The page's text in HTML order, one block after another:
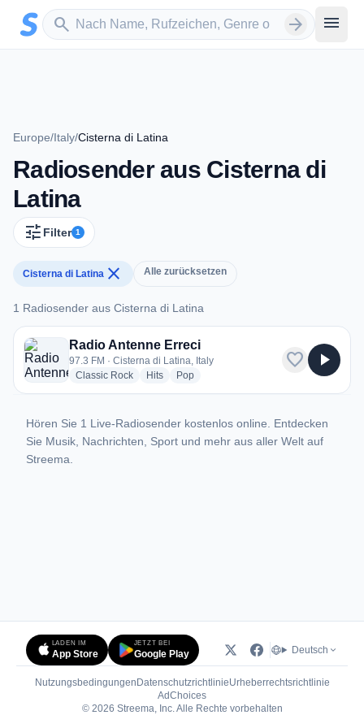
Zum Hauptinhalt springen
search
Sender suchen arrow_forward menu
Europe/Italy/Cisterna di Latina
Radiosender aus Cisterna di
Latina
tune Filter 1
Cisterna di Latina close Alle zurücksetzen
1 Radiosender aus Cisterna di Latina
1 Radiosender aus Cisterna di Latina
Radio Antenne Erreci
97.3 FM · Cisterna di Latina, Italy
Classic Rockradio stations
Hitsradio stations
Popradio stations
favorite play_arrow
Hören Sie 1 Live-Radiosender kostenlos online. Entdecken
Sie Musik, Nachrichten, Sport und mehr aus aller Welt auf
Streema.
LADEN IM
App Store
JETZT BEI
Google Play Deutsch
Nutzungsbedingungen DatenschutzrichtlinieUrheberrechtsrichtlinie
AdChoices(öffnet in neuem Tab)
© 2026 Streema, Inc. Alle Rechte vorbehalten